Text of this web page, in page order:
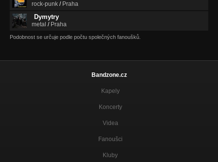
rock-punk / Praha
Dymytry
metal / Praha
Podobnost se určuje podle počtu společných fanoušků.
Bandzone.cz
Kapely
Koncerty
Videa
Fanoušci
Kluby